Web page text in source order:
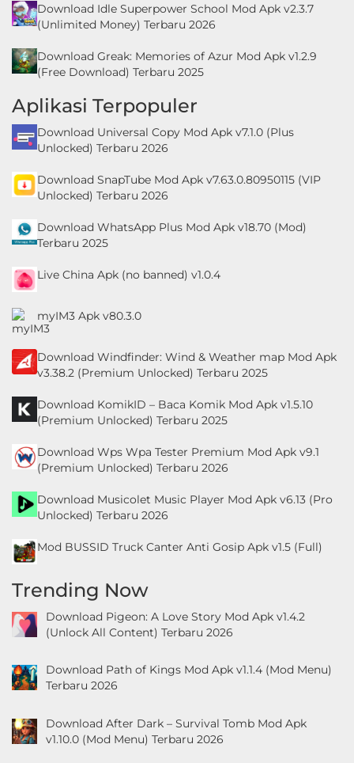
Download Idle Superpower School Mod Apk v2.3.7
(Unlimited Money) Terbaru 2026
Download Greak: Memories of Azur Mod Apk v1.2.9
(Free Download) Terbaru 2025
Aplikasi Terpopuler
Download Universal Copy Mod Apk v7.1.0 (Plus
Unlocked) Terbaru 2026
Download SnapTube Mod Apk v7.63.0.80950115 (VIP
Unlocked) Terbaru 2026
Download WhatsApp Plus Mod Apk v18.70 (Mod)
Terbaru 2025
Live China Apk (no banned) v1.0.4
myIM3 Apk v80.3.0
Download Windfinder: Wind & Weather map Mod Apk
v3.38.2 (Premium Unlocked) Terbaru 2025
Download KomikID – Baca Komik Mod Apk v1.5.10
(Premium Unlocked) Terbaru 2025
Download Wps Wpa Tester Premium Mod Apk v9.1
(Premium Unlocked) Terbaru 2026
Download Musicolet Music Player Mod Apk v6.13 (Pro
Unlocked) Terbaru 2026
Mod BUSSID Truck Canter Anti Gosip Apk v1.5 (Full)
Trending Now
Download Pigeon: A Love Story Mod Apk v1.4.2
(Unlock All Content) Terbaru 2026
Download Path of Kings Mod Apk v1.1.4 (Mod Menu)
Terbaru 2026
Download After Dark – Survival Tomb Mod Apk
v1.10.0 (Mod Menu) Terbaru 2026